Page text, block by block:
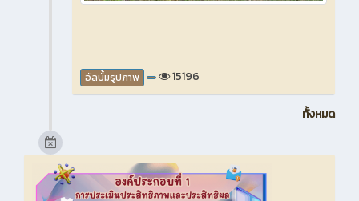
อัลบั้มรูปภาพ 15196
ทั้งหมด